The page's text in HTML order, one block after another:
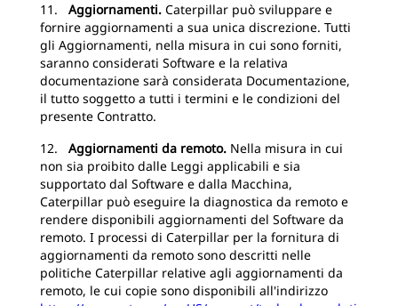
11. Aggiornamenti. Caterpillar può sviluppare e
fornire aggiornamenti a sua unica discrezione. Tutti
gli Aggiornamenti, nella misura in cui sono forniti,
saranno considerati Software e la relativa
documentazione sarà considerata Documentazione,
il tutto soggetto a tutti i termini e le condizioni del
presente Contratto.
12. Aggiornamenti da remoto. Nella misura in cui
non sia proibito dalle Leggi applicabili e sia
supportato dal Software e dalla Macchina,
Caterpillar può eseguire la diagnostica da remoto e
rendere disponibili aggiornamenti del Software da
remoto. I processi di Caterpillar per la fornitura di
aggiornamenti da remoto sono descritti nelle
politiche Caterpillar relative agli aggiornamenti da
remoto, le cui copie sono disponibili all'indirizzo